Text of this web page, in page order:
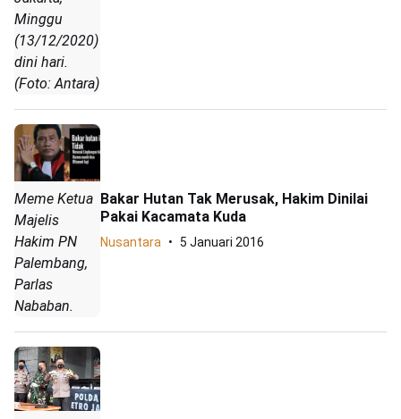
Minggu
(13/12/2020)
dini hari.
(Foto: Antara)
Meme Ketua
Majelis
Hakim PN
Palembang,
Parlas
Nababan.
Bakar Hutan Tak Merusak, Hakim Dinilai
Pakai Kacamata Kuda
Nusantara 5 Januari 2016